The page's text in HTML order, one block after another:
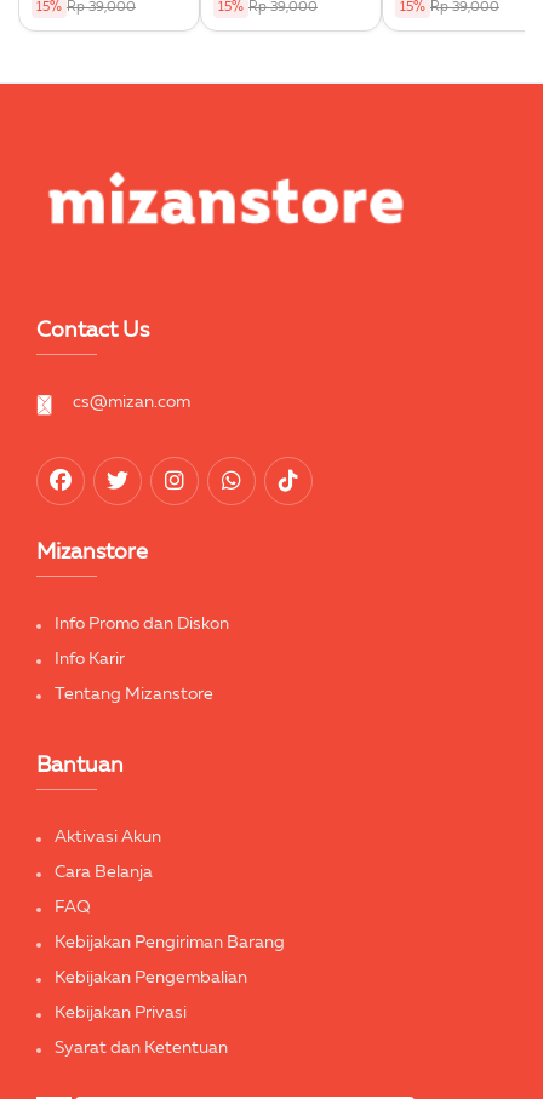
15% Rp 39,000 15% Rp 39,000 15% Rp 39,000
Contact Us
cs@mizan.com
Mizanstore
Info Promo dan Diskon
Info Karir
Tentang Mizanstore
Bantuan
Aktivasi Akun
Cara Belanja
FAQ
Kebijakan Pengiriman Barang
Kebijakan Pengembalian
Kebijakan Privasi
Syarat dan Ketentuan